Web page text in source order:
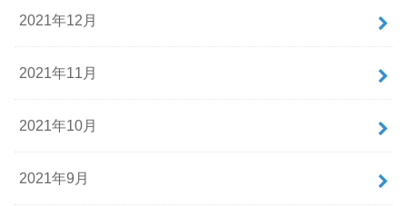
2021年12月
2021年11月
2021年10月
2021年9月